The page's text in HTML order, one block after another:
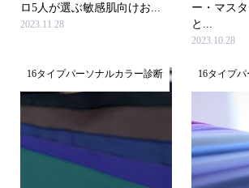
ロ5人が選ぶ敏感肌向けお...
2023.11.28
ー・マス
と...
2023.10.28
16タイプパーソナルカラー診断 16タイプ